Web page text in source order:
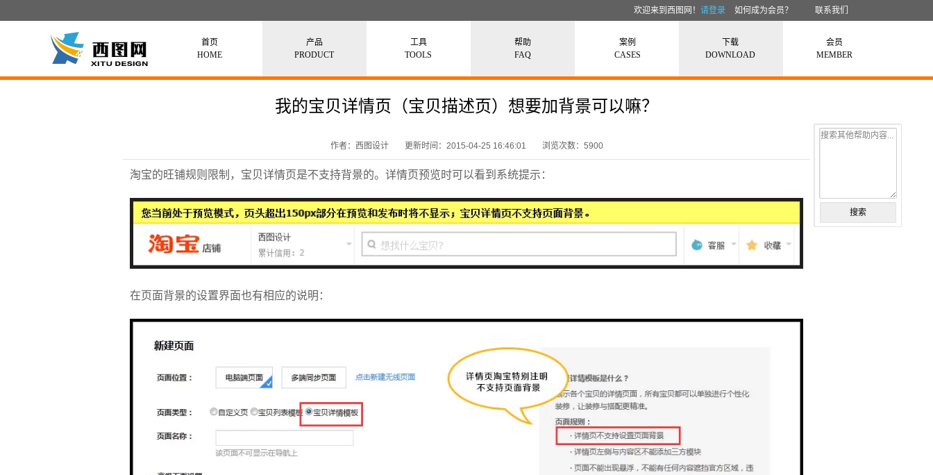
搜索其他帮助内容...
搜索
欢迎来到西图网！ 请登录 如何成为会员？ 联系我们
首页
HOME
产品
PRODUCT
工具
TOOLS
帮助
FAQ
案例
CASES
下载
DOWNLOAD
会员
MEMBER
我的宝贝详情页（宝贝描述页）想要加背景可以嘛？
作者：西图设计 更新时间：2015-04-25 16:46:01 浏览次数：5900
淘宝的旺铺规则限制，宝贝详情页是不支持背景的。详情页预览时可以看到系统提示：
在页面背景的设置界面也有相应的说明：